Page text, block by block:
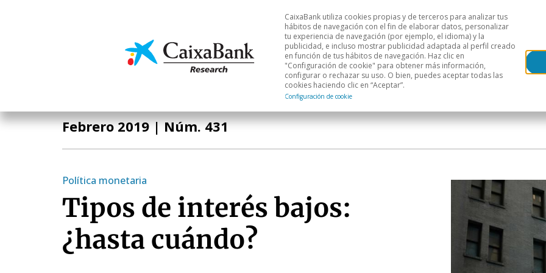
Economía y mercados Análisis sectorial Áreas geográficas
CaixaBank utiliza cookies propias y de terceros para analizar tus
hábitos de navegación con el fin de elaborar datos, personalizar
tu experiencia de navegación (por ejemplo, el idioma) y la
publicidad, e incluso mostrar publicidad adaptada al perfil creado
en función de tus hábitos de navegación. Haz clic en
"Configuración de cookie" para obtener más información,
configurar o rechazar su uso. O bien, puedes aceptar todas las
cookies haciendo clic en “Aceptar”.
Configuración de cookie
Febrero 2019| Núm. 431
Política monetaria
Tipos de interés bajos:
¿hasta cuándo?